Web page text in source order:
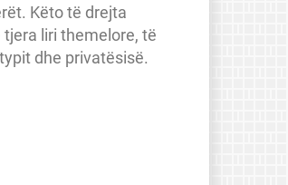
Këto të drejta
liri themelore, të
dhe privatësisë.